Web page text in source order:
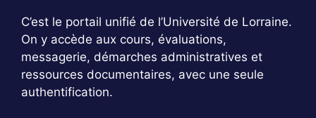
C’est le portail unifié de l’Université de Lorraine.
On y accède aux cours, évaluations,
messagerie, démarches administratives et
ressources documentaires, avec une seule
authentification.